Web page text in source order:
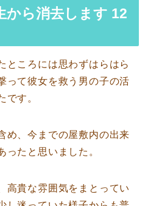
から消去します 12
ところには思わずはらはら
って彼女を救う男の子の活
です。
め、今までの屋敷内の出来
ったと思いました。
高貴な雰囲気をまとってい